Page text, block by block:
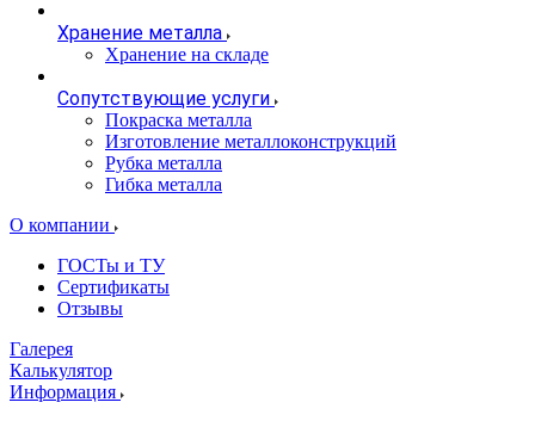
Хранение металла
Хранение на складе
Сопутствующие услуги
Покраска металла
Изготовление металлоконструкций
Рубка металла
Гибка металла
О компании
ГОСТы и ТУ
Сертификаты
Отзывы
Галерея
Калькулятор
Информация